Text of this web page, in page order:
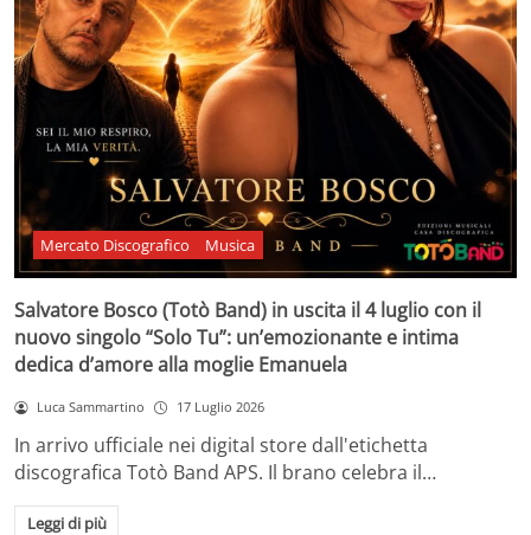
Mercato Discografico Musica
Salvatore Bosco (Totò Band) in uscita il 4 luglio con il
nuovo singolo “Solo Tu”: un’emozionante e intima
dedica d’amore alla moglie Emanuela
Luca Sammartino 17 Luglio 2026
In arrivo ufficiale nei digital store dall'etichetta
discografica Totò Band APS. Il brano celebra il…
Leggi di più